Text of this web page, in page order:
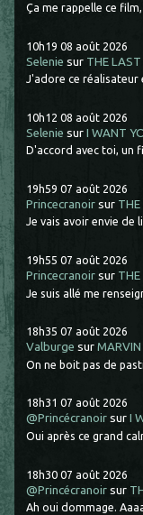
Ça me rappelle ce
10h19 08 août 2026
Selenie sur THE LAST
J'adore ce réalisateur
10h12 08 août 2026
Selenie surI WANT
D'accord avec toi, un
19h59 07 août 2026
Princecranoir sur THE
Je vais avoir envie de
19h55 07 août 2026
Princecranoir sur THE
Je suis allé me
18h35 07 août 2026
Valburge sur
On ne boit pas de
18h31 07 août 2026
@Princécranoir surI
Oui après ce grand
18h30 07 août 2026
@Princécranoir sur
Ah oui dommage.